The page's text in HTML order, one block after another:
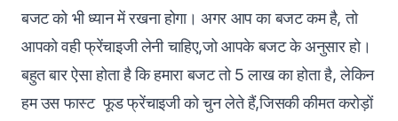
बजट को भी ध्यान में रखना होगा। अगर आप का बजट कम है, तो
आपको वही फ्रेंचाइजी लेनी चाहिए,जो आपके बजट के अनुसार हो।
बहुत बार ऐसा होता है कि हमारा बजट तो 5 लाख का होता है, लेकिन
हम उस फास्ट फूड फ्रेंचाइजी को चुन लेते हैं,जिसकी कीमत करोड़ों